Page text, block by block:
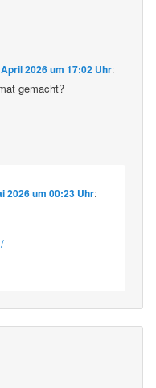
2026 um 17:02 Uhr:
gemacht?
2026 um 00:23 Uhr: